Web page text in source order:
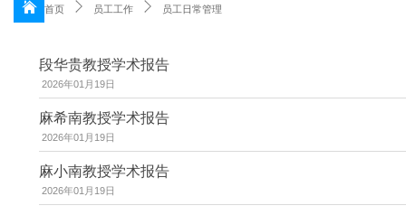
首页 员工工作 员工日常管理
段华贵教授学术报告
2026年01月19日
麻希南教授学术报告
2026年01月19日
麻小南教授学术报告
2026年01月19日